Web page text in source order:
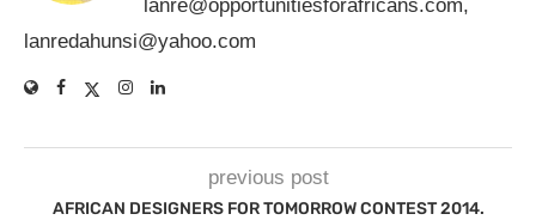
lanre@opportunitiesforafricans.com,
lanredahunsi@yahoo.com
previous post
AFRICAN DESIGNERS FOR TOMORROW CONTEST 2014.